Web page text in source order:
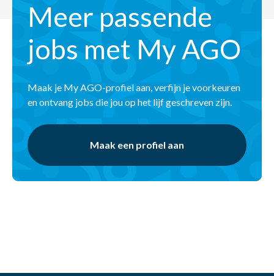
Meer passende
jobs met My AGO
Maak je My AGO-profiel aan, verfijn je voorkeuren
en ontvang jobs die jou op het lijf geschreven zijn.
Maak een profiel aan